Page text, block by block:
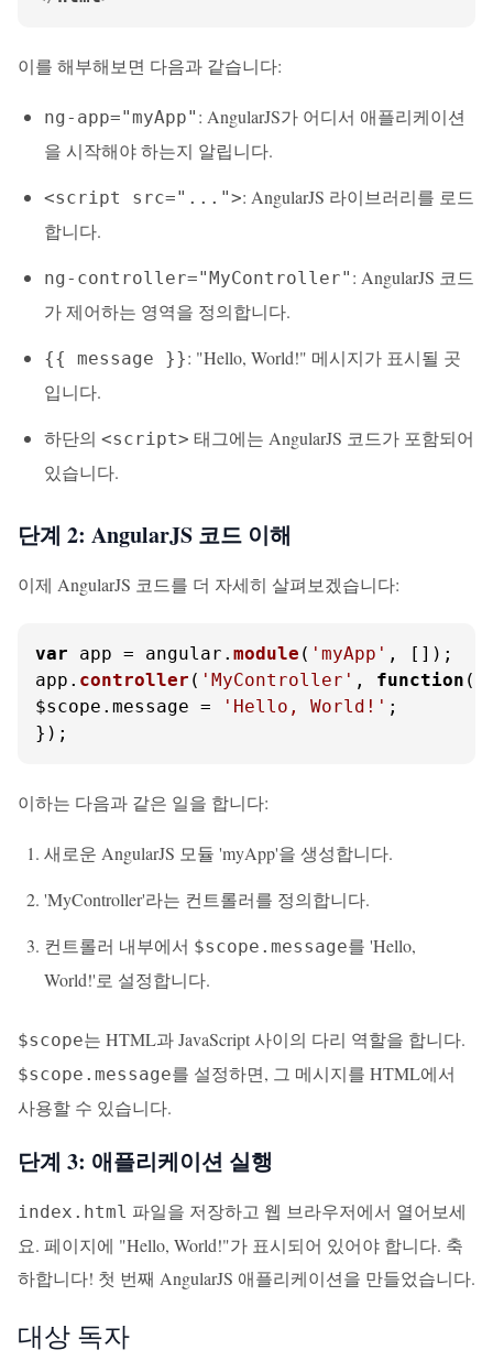
이를 해부해보면 다음과 같습니다:
ng-app="myApp" : AngularJS가 어디서 애플리케이션
을 시작해야 하는지 알립니다.
<script src="...">: AngularJS 라이브러리를 로드
합니다.
ng-controller="MyController" : AngularJS 코드
가 제어하는 영역을 정의합니다.
{{ message }}: "Hello, World!" 메시지가 표시될 곳
입니다.
하단의 <script> 태그에는 AngularJS 코드가 포함되어
있습니다.
단계 2: AngularJS 코드 이해
이제 AngularJS 코드를 더 자세히 살펴보겠습니다:
var app = angular. module ( 'myApp' , []);
app. controller ( 'MyController' , function (
$scope. message = 'Hello, World!' ;
});
이하는 다음과 같은 일을 합니다:
새로운 AngularJS 모듈 'myApp'을 생성합니다.
'MyController'라는 컨트롤러를 정의합니다.
컨트롤러 내부에서 $scope.message를 'Hello,
World!'로 설정합니다.
$scope는 HTML과 JavaScript 사이의 다리 역할을 합니다.
$scope.message를 설정하면, 그 메시지를 HTML에서
사용할 수 있습니다.
단계 3: 애플리케이션 실행
index.html 파일을 저장하고 웹 브라우저에서 열어보세
요. 페이지에 "Hello, World!"가 표시되어 있어야 합니다. 축
하합니다! 첫 번째 AngularJS 애플리케이션을 만들었습니다.
대상 독자